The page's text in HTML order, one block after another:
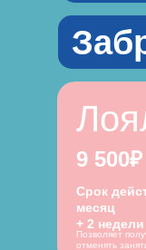
Позволяет
отменять
9 500₽
Срок
месяц
+ 2